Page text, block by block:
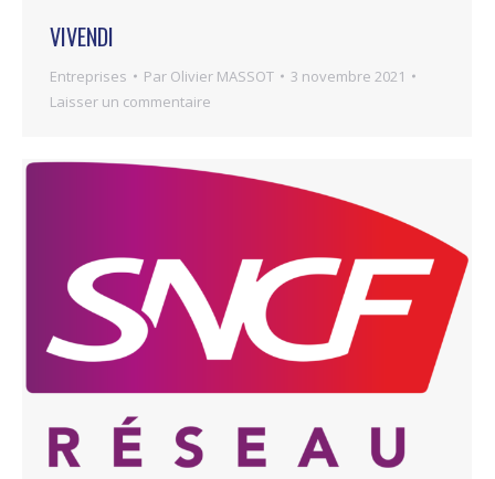
VIVENDI
Entreprises Par Olivier MASSOT
3 novembre 2021
Laisser un commentaire